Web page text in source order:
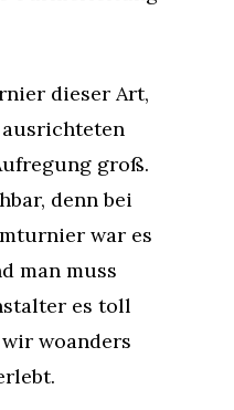
dieser Art,
ausrichteten
groß.
denn bei
war es
man muss
es toll
woanders